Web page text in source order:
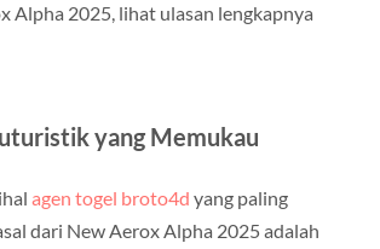
Alpha 2025, lihat ulasan lengkapnya
yang Memukau
agen togel broto4d yang paling
dari New Aerox Alpha 2025 adalah